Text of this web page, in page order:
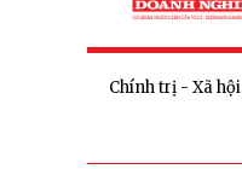
Chính trị - Xã hội